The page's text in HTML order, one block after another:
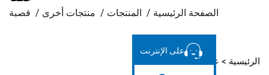
الرئيسية/المنتجات/منتجات أخرى /قصبة
على الإنترنت
على الإنترنت